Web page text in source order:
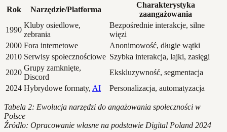
Rok Narzędzie/Platforma
Charakterystyka
zaangażowania
1990
Kluby osiedlowe,
zebrania
Bezpośrednie interakcje, silne
więzi
2000 Fora internetowe
Anonimowość, długie wątki
2010 Serwisy społecznościowe Szybka interakcja, lajki, zasięgi
2020
Grupy zamknięte,
Discord
Ekskluzywność, segmentacja
2024 Hybrydowe formaty, AI Personalizacja, automatyzacja
Tabela 2: Ewolucja narzędzi do angażowania społeczności w
Polsce
Źródło: Opracowanie własne na podstawie Digital Poland 2024